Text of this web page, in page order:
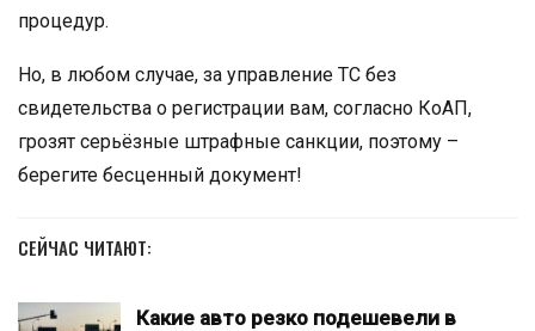
процедур.
Но, в любом случае, за управление ТС без
свидетельства о регистрации вам, согласно КоАП,
грозят серьёзные штрафные санкции, поэтому –
берегите бесценный документ!
СЕЙЧАС ЧИТАЮТ:
Какие авто резко подешевели в